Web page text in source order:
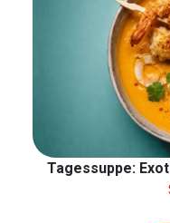
Tagessuppe: